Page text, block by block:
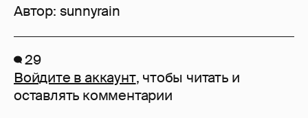
Автор: sunnyrain
29
Войдите в аккаунт, чтобы читать и
оставлять комментарии